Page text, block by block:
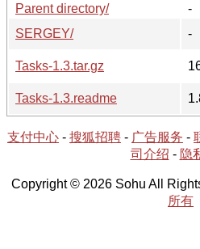
Parent directory/
-
SERGEY/
-
Tasks-1.3.tar.gz
Tasks-1.3.readme
支付中心 - 搜狐招聘 - 广告服务 -
司介绍 - 隐
Copyright © 2026 Sohu All
所有